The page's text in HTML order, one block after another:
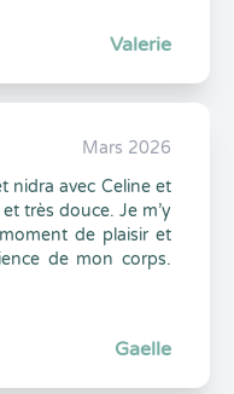
Valerie
Mars 2026
nidra avec Celine et
très douce. Je m’y
de plaisir et
de mon corps.
Gaelle